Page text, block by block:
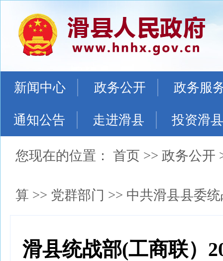
新闻中心 政务公开 政务服
通知公告 走进滑县 投资滑县
您现在的位置： 首页 >> 政务公开
算 >> 党群部门 >> 中共滑县县委
滑县统战部(工商联）